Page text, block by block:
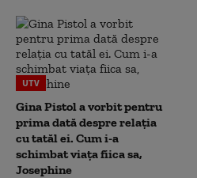
UTV
Gina Pistol a vorbit pentru
prima dată despre relația
cu tatăl ei. Cum i-a
schimbat viața fiica sa,
Josephine